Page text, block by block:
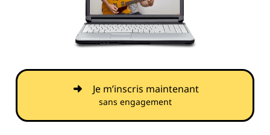
Je m’inscris maintenant
sans engagement